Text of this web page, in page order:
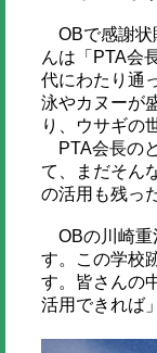
OBで感謝状
んは「PTA会
代にわたり通
泳やカヌーが
り、ウサギの
PTA会長の
て、まだそん
の活用も残っ
OBの川崎重
す。この学校
す。皆さんの
活用できれば